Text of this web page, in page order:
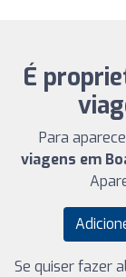
É
Para
viagens em
Se quiser fazer